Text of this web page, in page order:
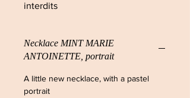
interdits
Necklace MINT MARIE
ANTOINETTE, portrait
A little new necklace, with a pastel
portrait